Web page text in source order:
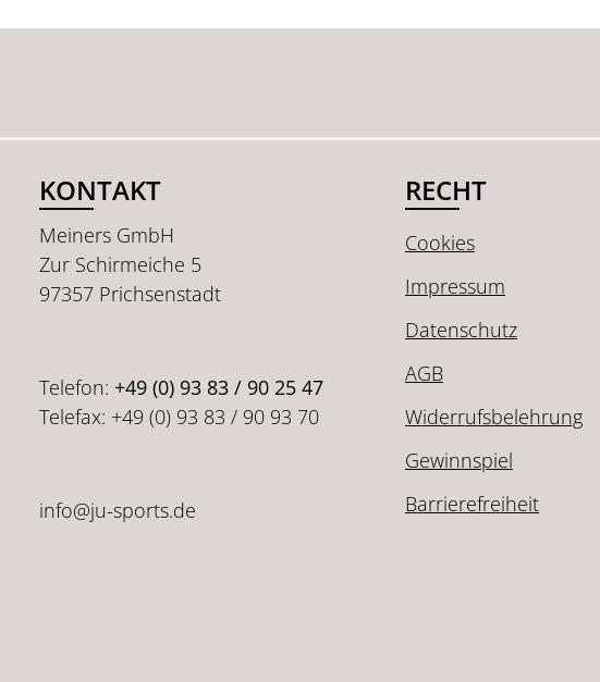
KONTAKT
Meiners GmbH
Zur Schirmeiche 5
97357 Prichsenstadt
Telefon: +49 (0) 93 83 / 90 25 47
Telefax: +49 (0) 93 83 / 90 93 70
info@ju-sports.de
RECHT
Cookies
Impressum
Datenschutz
AGB
Widerrufsbelehrung
Gewinnspiel
Barrierefreiheit